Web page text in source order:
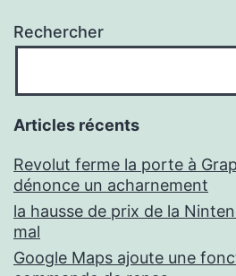
Rechercher
Articles récents
Revolut ferme la porte à
dénonce un acharnement
la hausse de prix de la
mal
Google Maps ajoute une